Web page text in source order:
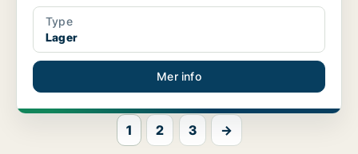
Type
Lager
Mer info
1 2 3 →